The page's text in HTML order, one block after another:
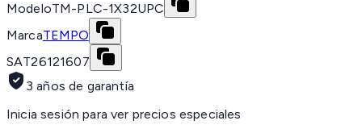
ModeloTM-PLC-1X32UPC
MarcaTEMPO
SAT26121607
3 años de garantía
Inicia sesión para ver precios especiales